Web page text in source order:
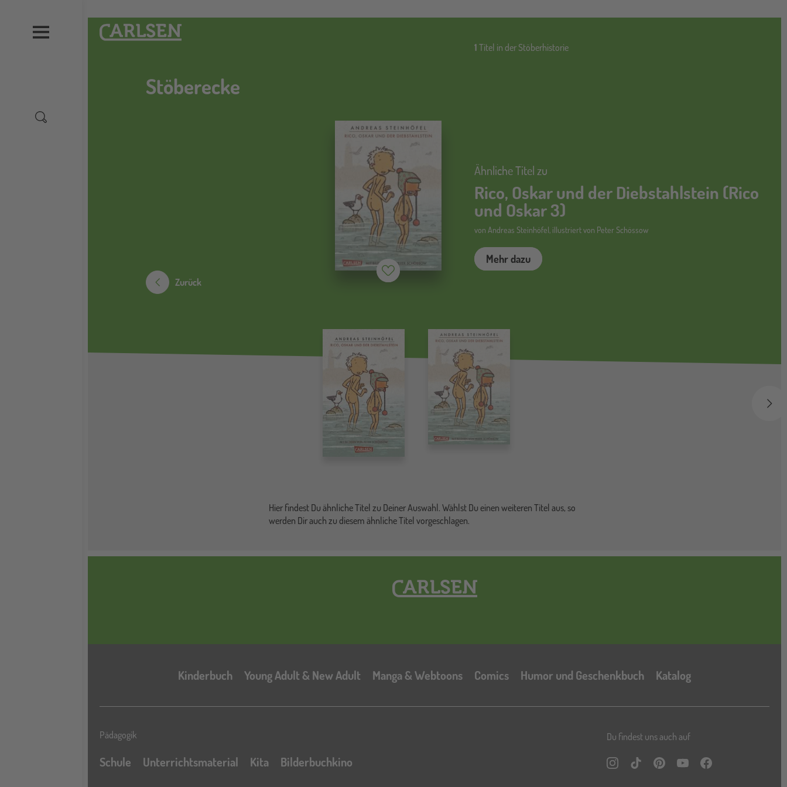
Carlsen
Stöberecke
Zurück
1 Titel in der Stöberhistorie
Ähnliche Titel zu
Rico, Oskar und der Diebstahlstein (Rico
und Oskar 3)
von Andreas Steinhöfel, illustriert von Peter Schössow
Mehr dazu
Merken (inaktiv
Hier findest Du ähnliche Titel zu Deiner Auswahl. Wählst Du einen weiteren Titel aus, so
werden Dir auch zu diesem ähnliche Titel vorgeschlagen.
Hauptnavigation
Kinderbuch Young Adult & New Adult Manga & Webtoons Comics Humor und Geschenkbuch Katalog
Katalog
Pädagogik
Schule Unterrichtsmaterial Kita Bilderbuchkino
Du findest uns auch auf
Instagram
TikTokPinterestYouTubeFacebook